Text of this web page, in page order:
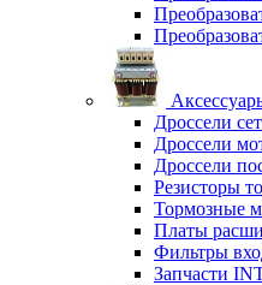
Дроссели
Дроссели
Дроссели
Резисторы
Тормозные
Платы
Фильтры
Запчасти